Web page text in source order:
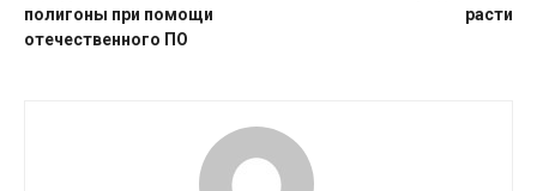
полигоны при помощи
отечественного ПО
расти